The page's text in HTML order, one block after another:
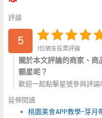
評論
5
1位網友投票評論
關於本文評論的商家、
顆星呢？
歡迎一起點擊星號參與評論
延伸閱讀
桃園美食APP教學-芽月